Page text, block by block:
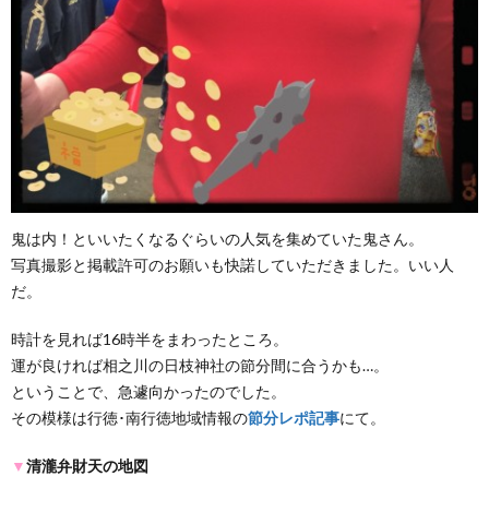
鬼は内！といいたくなるぐらいの人気を集めていた鬼さん。
写真撮影と掲載許可のお願いも快諾していただきました。いい人
だ。
時計を見れば16時半をまわったところ。
運が良ければ相之川の日枝神社の節分間に合うかも…。
ということで、急遽向かったのでした。
その模様は行徳･南行徳地域情報の節分レポ記事にて。
▼ 清瀧弁財天の地図